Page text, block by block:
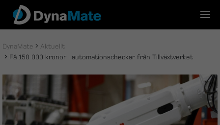
content
DynaMate
Aktuellt
Få 150 000 kronor i automationscheckar från Tillväxtverket